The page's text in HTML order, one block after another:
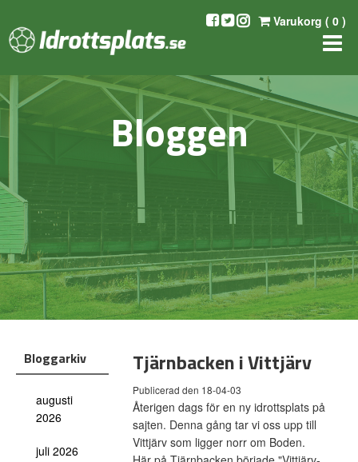
Varukorg ( 0 )
Bloggen
Bloggarkiv
augusti
2026
juli 2026
Tjärnbacken i Vittjärv
Publicerad den 18-04-03
Återigen dags för en ny idrottsplats på
sajten. Denna gång tar vi oss upp till
Vittjärv som ligger norr om Boden.